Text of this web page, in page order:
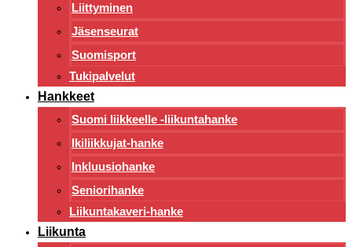
Liittyminen
Jäsenseurat
Suomisport
Tukipalvelut
Hankkeet
Suomi liikkeelle -liikuntahanke
Ikiliikkujat-hanke
Inkluusiohanke
Seniorihanke
Liikuntakaveri-hanke
Liikunta